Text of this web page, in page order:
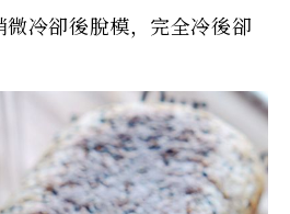
冷卻後脫模，完全冷後卻